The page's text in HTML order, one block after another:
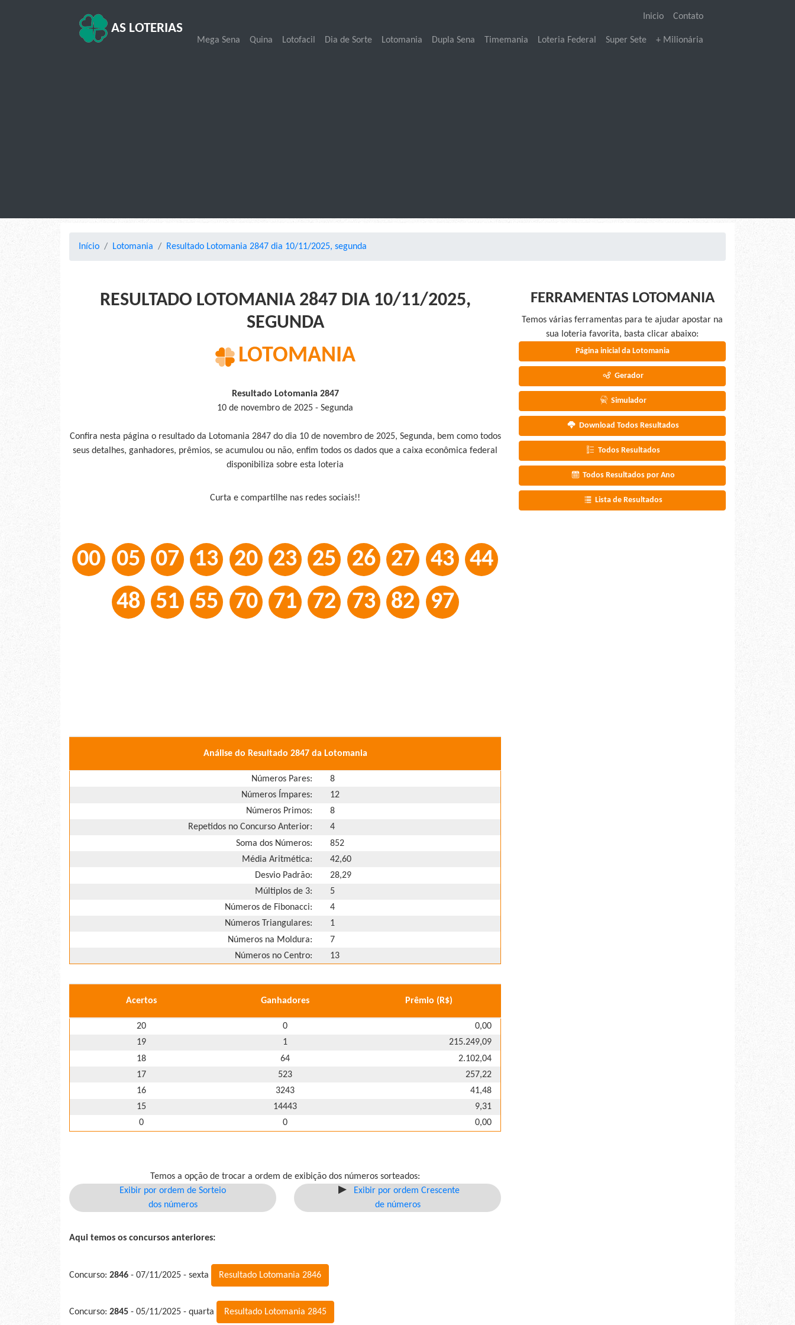
AS LOTERIAS
Inicio Contato
Mega Sena Quina Lotofacil Dia de Sorte Lotomania Dupla Sena Timemania Loteria Federal Super Sete + Milionária
Início Lotomania Resultado Lotomania 2847 dia 10/11/2025, segunda
RESULTADO LOTOMANIA 2847 DIA 10/11/2025,
SEGUNDA
LOTOMANIA
Resultado Lotomania 2847
10 de novembro de 2025 - Segunda
Confira nesta página o resultado da Lotomania 2847 do dia 10 de novembro de 2025, Segunda, bem como todos
seus detalhes, ganhadores, prêmios, se acumulou ou não, enfim todos os dados que a caixa econômica federal
disponibiliza sobre esta loteria
Curta e compartilhe nas redes sociais!!
00 05 07 13 20 23 25 26 27 43
44
48
51 55 70 71 72 73 82 97
Análise do Resultado 2847 da Lotomania
Números Pares:
8
Números Ímpares:
12
Números Primos:
8
Repetidos no Concurso Anterior:
4
Soma dos Números:
852
Média Aritmética:
42,60
Desvio Padrão:
28,29
Múltiplos de 3:
5
Números de Fibonacci:
4
Números Triangulares:
1
Números na Moldura:
7
Números no Centro:
13
Acertos Ganhadores Prêmio (R$)
20 0
0,00
19
1
215.249,09
18
64
2.102,04
17
523
257,22
16
3243
41,48
15
14443
9,31
0
0 0,00
Temos a opção de trocar a ordem de exibição dos números sorteados:
Exibir por ordem de Sorteio
dos números
Exibir por ordem Crescente
de números
Aqui temos os concursos anteriores:
Concurso: 2846 - 07/11/2025 - sexta Resultado Lotomania 2846
Concurso: 2845 - 05/11/2025 - quarta Resultado Lotomania 2845
FERRAMENTAS LOTOMANIA
Temos várias ferramentas para te ajudar apostar na
sua loteria favorita, basta clicar abaixo:
Página inicial da Lotomania
Gerador
Simulador
Download Todos Resultados
Todos Resultados
Todos Resultados por Ano
Lista de Resultados